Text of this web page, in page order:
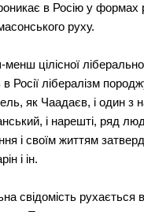
в Росію у формах
руху.
цілісної
лібералізм
як Чаадаєв, і один з
і нарешті, ряд
і своїм життям
і ін.
свідомість